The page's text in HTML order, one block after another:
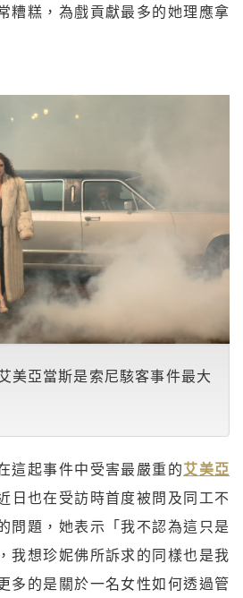
糟糕，為戲貢獻最多的她理應拿
美亞當斯是索尼駭客事件最大
這起事件中受害最嚴重的艾美亞
日也在受訪時首度被問及同工不
問題，她表示「我不認為這只是
我想珍妮佛所訴求的同樣也是我
多的是關於一名女性如何透過管